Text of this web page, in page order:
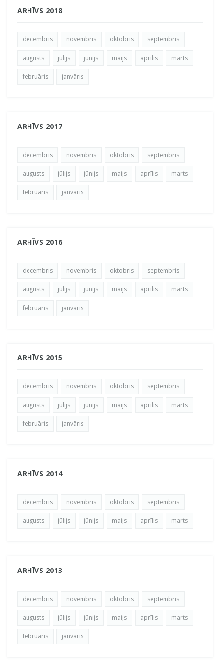
ARHĪVS 2018
decembris novembris oktobris septembris
augusts jūlijs jūnijs maijs aprīlis marts
februāris janvāris
ARHĪVS 2017
decembris novembris oktobris septembris
augusts jūlijs jūnijs maijs aprīlis marts
februāris janvāris
ARHĪVS 2016
decembris novembris oktobris septembris
augusts jūlijs jūnijs maijs aprīlis marts
februāris janvāris
ARHĪVS 2015
decembris novembris oktobris septembris
augusts jūlijs jūnijs maijs aprīlis marts
februāris janvāris
ARHĪVS 2014
decembris novembris oktobris septembris
augusts jūlijs jūnijs maijs aprīlis marts
ARHĪVS 2013
decembris novembris oktobris septembris
augusts jūlijs jūnijs maijs aprīlis marts
februāris janvāris